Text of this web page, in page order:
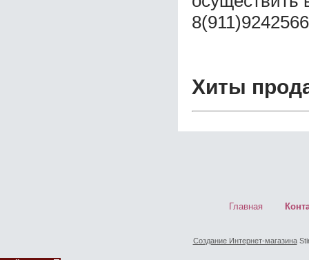
Хиты
Главная
Создание Интернет-магазина